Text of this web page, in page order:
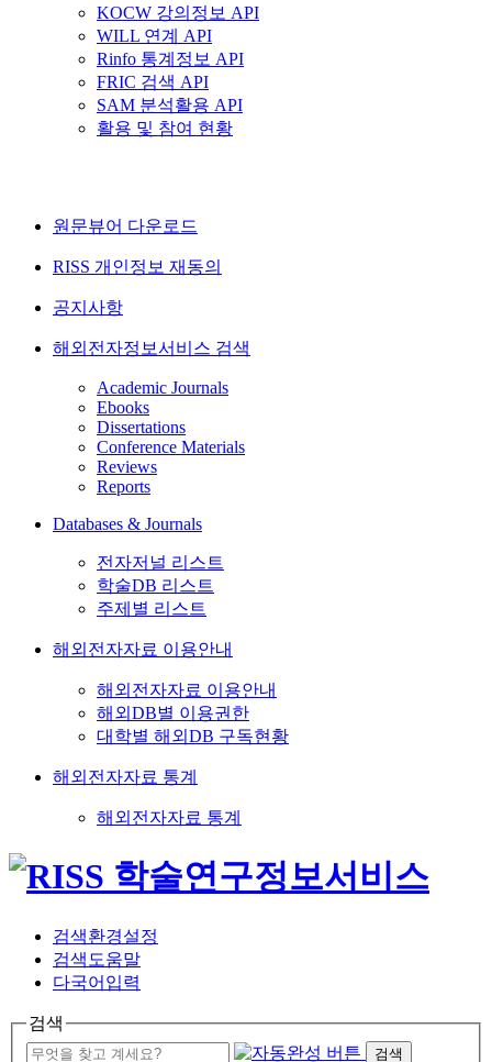
KOCW 강의정보 API
WILL 연계 API
Rinfo 통계정보 API
FRIC 검색 API
SAM 분석활용 API
활용 및 참여 현황
원문뷰어 다운로드
RISS 개인정보 재동의
공지사항
해외전자정보서비스 검색
Academic Journals
Ebooks
Dissertations
Conference Materials
Reviews
Reports
Databases & Journals
전자저널 리스트
학술DB 리스트
주제별 리스트
해외전자자료 이용안내
해외전자자료 이용안내
해외DB별 이용권한
대학별 해외DB 구독현황
해외전자자료 통계
해외전자자료 통계
검색환경설정
검색도움말
다국어입력
검색
검색